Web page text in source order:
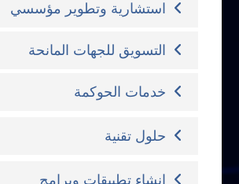
استشارية وتطوير مؤسسي
التسويق للجهات المانحة
خدمات الحوكمة
حلول تقنية
إنشاء تطبيقات وبرامج